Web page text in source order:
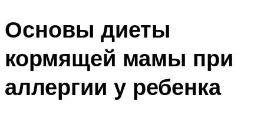
Основы диеты
кормящей мамы при
аллергии у ребенка